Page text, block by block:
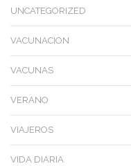
UNCATEGORIZED
VACUNACION
VACUNAS
VERANO
VIAJEROS
VIDA DIARIA